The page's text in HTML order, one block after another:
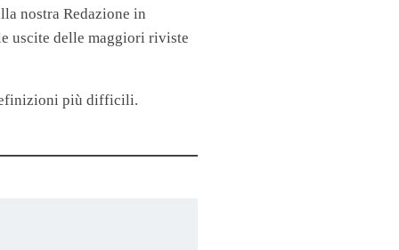
nostra Redazione in
uscite delle maggiori riviste
più difficili.